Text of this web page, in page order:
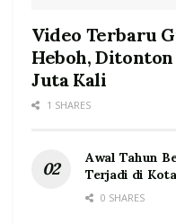
Video Terbaru
Heboh, Ditonton
Juta Kali
1 SHARES
Awal Tahun
Terjadi di
0 SHARES